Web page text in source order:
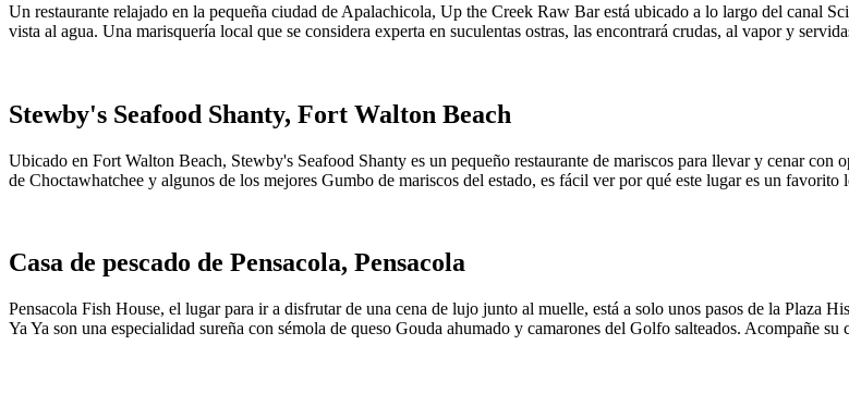
Un restaurante relajado en la pequeña ciudad de Apalachicola, Up the Creek Raw Bar está ubicado a lo largo del canal
vista al agua. Una marisquería local que se considera experta en suculentas ostras, las encontrará crudas, al vapor y
Stewby's Seafood Shanty, Fort Walton Beach
Ubicado en Fort Walton Beach, Stewby's Seafood Shanty es un pequeño restaurante de mariscos para llevar y cenar
de Choctawhatchee y algunos de los mejores Gumbo de mariscos del estado, es fácil ver por qué este lugar es un favorito
Casa de pescado de Pensacola, Pensacola
Pensacola Fish House, el lugar para ir a disfrutar de una cena de lujo junto al muelle, está a solo unos pasos de la Plaza
Ya Ya son una especialidad sureña con sémola de queso Gouda ahumado y camarones del Golfo salteados. Acompañe